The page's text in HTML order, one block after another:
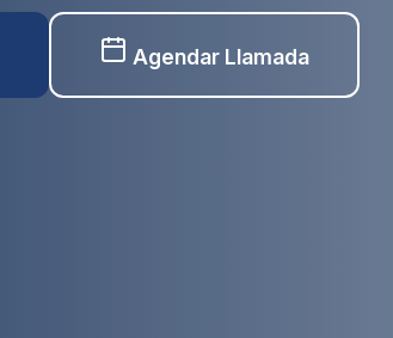
Agendar Llamada